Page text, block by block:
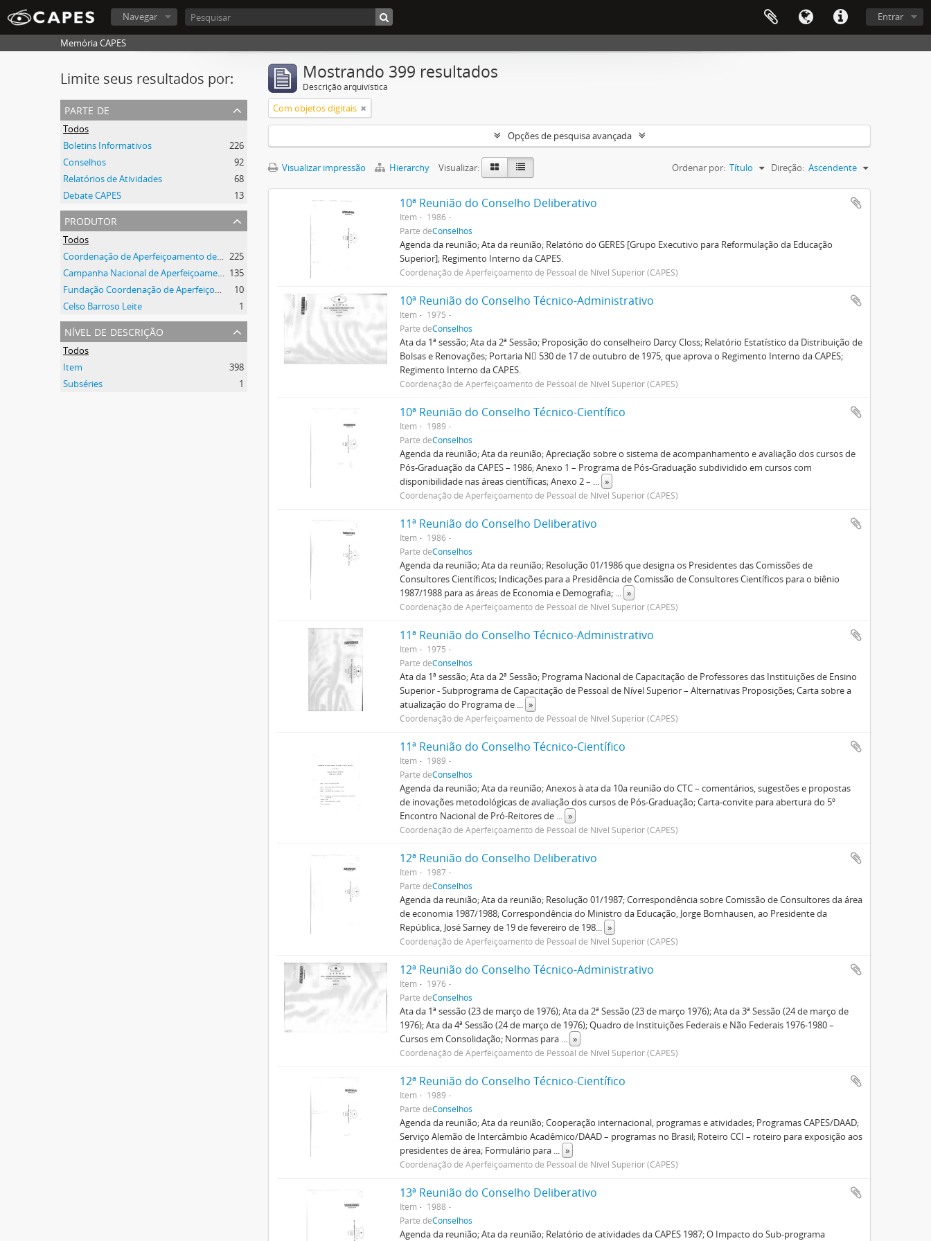
Entrar
Navegar
Memória CAPES
Limite seus resultados por:
parte de
Todos
Boletins Informativos
226
Conselhos
92
Relatórios de Atividades
68
Debate CAPES
13
produtor
Todos
Coordenação de Aperfeiçoamento de Pessoal de Nível Superior (CAPES) 225
Campanha Nacional de Aperfeiçoamento de Pessoal de Nível Superior (CAPES) 135
Fundação Coordenação de Aperfeiçoamento de Pessoal de Nível Superior (CAPES)
10
Celso Barroso Leite
1
nível de descrição
Todos
Item
398
Subséries
1
Mostrando 399 resultados
Descrição arquivística
Com objetos digitais
Opções de pesquisa avançada
Visualizar impressão Hierarchy Visualizar: Ordenar por: Título Direção: Ascendente
10ª Reunião do Conselho Deliberativo
Item
1986
Parte deConselhos
Agenda da reunião; Ata da reunião; Relatório do GERES [Grupo Executivo para Reformulação da Educação
Superior]; Regimento Interno da CAPES.
Coordenação de Aperfeiçoamento de Pessoal de Nível Superior (CAPES)
10ª Reunião do Conselho Técnico-Administrativo
Item
1975
Parte deConselhos
Ata da 1ª sessão; Ata da 2ª Sessão; Proposição do conselheiro Darcy Closs; Relatório Estatístico da Distribuição de
Bolsas e Renovações; Portaria N 530 de 17 de outubro de 1975, que aprova o Regimento Interno da CAPES;
Regimento Interno da CAPES.
Coordenação de Aperfeiçoamento de Pessoal de Nível Superior (CAPES)
10ª Reunião do Conselho Técnico-Científico
Item
1989
Parte deConselhos
Agenda da reunião; Ata da reunião; Apreciação sobre o sistema de acompanhamento e avaliação dos cursos de
Pós-Graduação da CAPES – 1986; Anexo 1 – Programa de Pós-Graduação subdividido em cursos com
disponibilidade nas áreas científicas; Anexo 2 – ... »
Coordenação de Aperfeiçoamento de Pessoal de Nível Superior (CAPES)
11ª Reunião do Conselho Deliberativo
Item
1986
Parte deConselhos
Agenda da reunião; Ata da reunião; Resolução 01/1986 que designa os Presidentes das Comissões de
Consultores Científicos; Indicações para a Presidência de Comissão de Consultores Científicos para o biênio
1987/1988 para as áreas de Economia e Demografia; ... »
Coordenação de Aperfeiçoamento de Pessoal de Nível Superior (CAPES)
11ª Reunião do Conselho Técnico-Administrativo
Item
1975
Parte deConselhos
Ata da 1ª sessão; Ata da 2ª Sessão; Programa Nacional de Capacitação de Professores das Instituições de Ensino
Superior - Subprograma de Capacitação de Pessoal de Nível Superior – Alternativas Proposições; Carta sobre a
atualização do Programa de ... »
Coordenação de Aperfeiçoamento de Pessoal de Nível Superior (CAPES)
11ª Reunião do Conselho Técnico-Científico
Item
1989
Parte deConselhos
Agenda da reunião; Ata da reunião; Anexos à ata da 10a reunião do CTC – comentários, sugestões e propostas
de inovações metodológicas de avaliação dos cursos de Pós-Graduação; Carta-convite para abertura do 5º
Encontro Nacional de Pró-Reitores de ... »
Coordenação de Aperfeiçoamento de Pessoal de Nível Superior (CAPES)
12ª Reunião do Conselho Deliberativo
Item
1987
Parte deConselhos
Agenda da reunião; Ata da reunião; Resolução 01/1987; Correspondência sobre Comissão de Consultores da área
de economia 1987/1988; Correspondência do Ministro da Educação, Jorge Bornhausen, ao Presidente da
República, José Sarney de 19 de fevereiro de 198... »
Coordenação de Aperfeiçoamento de Pessoal de Nível Superior (CAPES)
12ª Reunião do Conselho Técnico-Administrativo
Item
1976
Parte deConselhos
Ata da 1ª sessão (23 de março de 1976); Ata da 2ª Sessão (23 de março 1976); Ata da 3ª Sessão (24 de março de
1976); Ata da 4ª Sessão (24 de março de 1976); Quadro de Instituições Federais e Não Federais 1976-1980 –
Cursos em Consolidação; Normas para ... »
Coordenação de Aperfeiçoamento de Pessoal de Nível Superior (CAPES)
12ª Reunião do Conselho Técnico-Científico
Item
1989
Parte deConselhos
Agenda da reunião; Ata da reunião; Cooperação internacional, programas e atividades; Programas CAPES/DAAD;
Serviço Alemão de Intercâmbio Acadêmico/DAAD – programas no Brasil; Roteiro CCI – roteiro para exposição aos
presidentes de área; Formulário para ... »
Coordenação de Aperfeiçoamento de Pessoal de Nível Superior (CAPES)
13ª Reunião do Conselho Deliberativo
Item
1988
Parte deConselhos
Agenda da reunião; Ata da reunião; Relatório de atividades da CAPES 1987; O Impacto do Sub-programa